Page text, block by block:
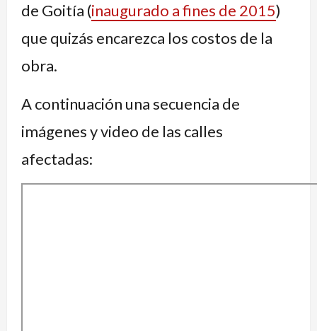
de Goitía (inaugurado a fines de 2015)
que quizás encarezca los costos de la
obra.
A continuación una secuencia de
imágenes y video de las calles
afectadas: